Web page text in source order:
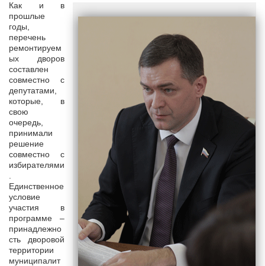
Как и в
прошлые
годы,
перечень
ремонтируем
ых дворов
составлен
совместно с
депутатами,
которые, в
свою
очередь,
принимали
решение
совместно с
избирателями
.
Единственное
условие
участия в
программе ­­–
принадлежно
сть дворовой
территории
муниципалит